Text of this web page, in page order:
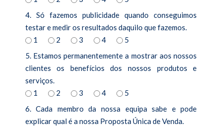
4. Só fazemos publicidade quando conseguimos
testar e medir os resultados daquilo que fazemos.
1
2 3 4
5
5. Estamos permanentemente a mostrar aos nossos
clientes os benefícios dos nossos produtos e
serviços.
1
2 3 4
5
6. Cada membro da nossa equipa sabe e pode
explicar qual é a nossa Proposta Única de Venda.